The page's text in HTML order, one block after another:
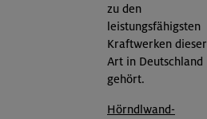
zu den
leistungsfähigsten
Kraftwerken dieser
Art in Deutschland
gehört.
Hörndlwand-